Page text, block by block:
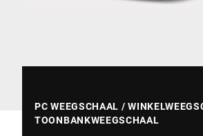
PC WEEGSCHAAL /
TOONBANKWEEGSCHAAL